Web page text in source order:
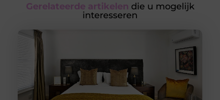
Gerelateerde artikelen die u mogelijk
interesseren